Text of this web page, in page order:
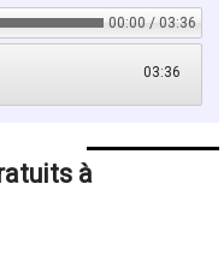
00:00 / 03:36
03:36
à